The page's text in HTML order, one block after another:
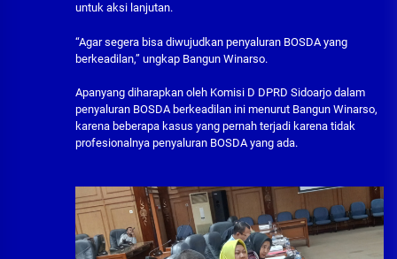
untuk aksi lanjutan.
“Agar segera bisa diwujudkan penyaluran BOSDA yang
berkeadilan,” ungkap Bangun Winarso.
Apanyang diharapkan oleh Komisi D DPRD Sidoarjo dalam
penyaluran BOSDA berkeadilan ini menurut Bangun Winarso,
karena beberapa kasus yang pernah terjadi karena tidak
profesionalnya penyaluran BOSDA yang ada.